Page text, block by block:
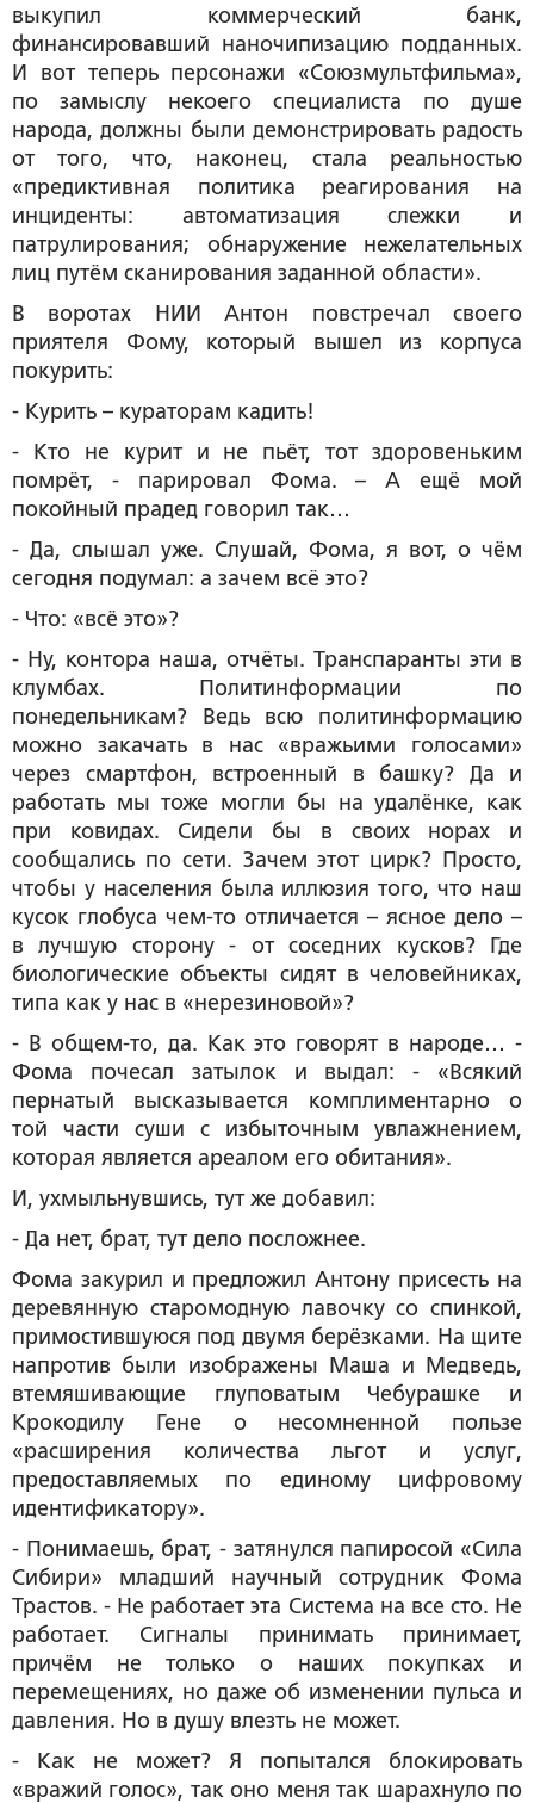
выкупил коммерческий банк,
финансировавший наночипизацию подданных.
И вот теперь персонажи «Союзмультфильма»,
по замыслу некоего специалиста по душе
народа, должны были демонстрировать радость
от того, что, наконец, стала реальностью
«предиктивная политика реагирования на
инциденты: автоматизация слежки и
патрулирования; обнаружение нежелательных
лиц путём сканирования заданной области».
В воротах НИИ Антон повстречал своего
приятеля Фому, который вышел из корпуса
покурить:
- Курить – кураторам кадить!
- Кто не курит и не пьёт, тот здоровеньким
помрёт, - парировал Фома. – А ещё мой
покойный прадед говорил так…
- Да, слышал уже. Слушай, Фома, я вот, о чём
сегодня подумал: а зачем всё это?
- Что: «всё это»?
- Ну, контора наша, отчёты. Транспаранты эти в
клумбах. Политинформации по
понедельникам? Ведь всю политинформацию
можно закачать в нас «вражьими голосами»
через смартфон, встроенный в башку? Да и
работать мы тоже могли бы на удалёнке, как
при ковидах. Сидели бы в своих норах и
сообщались по сети. Зачем этот цирк? Просто,
чтобы у населения была иллюзия того, что наш
кусок глобуса чем-то отличается – ясное дело –
в лучшую сторону - от соседних кусков? Где
биологические объекты сидят в человейниках,
типа как у нас в «нерезиновой»?
- В общем-то, да. Как это говорят в народе… -
Фома почесал затылок и выдал: - «Всякий
пернатый высказывается комплиментарно о
той части суши с избыточным увлажнением,
которая является ареалом его обитания».
И, ухмыльнувшись, тут же добавил:
- Да нет, брат, тут дело посложнее.
Фома закурил и предложил Антону присесть на
деревянную старомодную лавочку со спинкой,
примостившуюся под двумя берёзками. На щите
напротив были изображены Маша и Медведь,
втемяшивающие глуповатым Чебурашке и
Крокодилу Гене о несомненной пользе
«расширения количества льгот и услуг,
предоставляемых по единому цифровому
идентификатору».
- Понимаешь, брат, - затянулся папиросой «Сила
Сибири» младший научный сотрудник Фома
Трастов. - Не работает эта Система на все сто. Не
работает. Сигналы принимать принимает,
причём не только о наших покупках и
перемещениях, но даже об изменении пульса и
давления. Но в душу влезть не может.
- Как не может? Я попытался блокировать
«вражий голос», так оно меня так шарахнуло по